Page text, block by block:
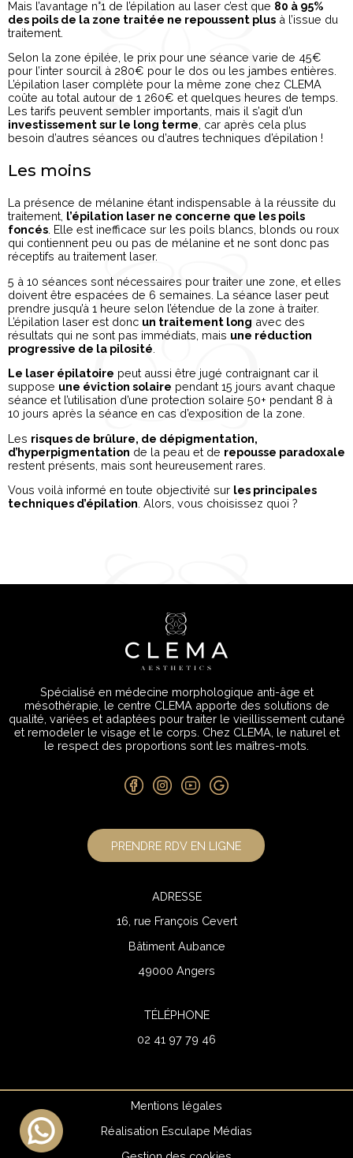
Mais l’avantage n°1 de l’épilation au laser c’est que 80 à 95%
des poils de la zone traitée ne repoussent plus à l’issue du
traitement.
Selon la zone épilée, le prix pour une séance varie de 45€
pour l’inter sourcil à 280€ pour le dos ou les jambes entières.
L’épilation laser complète pour la même zone chez CLEMA
coûte au total autour de 1 260€ et quelques heures de temps.
Les tarifs peuvent sembler importants, mais il s’agit d’un
investissement sur le long terme , car après cela plus
besoin d’autres séances ou d’autres techniques d’épilation !
Les moins
La présence de mélanine étant indispensable à la réussite du
traitement, l’épilation laser ne concerne que les poils
foncés. Elle est inefficace sur les poils blancs, blonds ou roux
qui contiennent peu ou pas de mélanine et ne sont donc pas
réceptifs au traitement laser.
5 à 10 séances sont nécessaires pour traiter une zone, et elles
doivent être espacées de 6 semaines. La séance laser peut
prendre jusqu’à 1 heure selon l’étendue de la zone à traiter.
L’épilation laser est donc un traitement long avec des
résultats qui ne sont pas immédiats, mais une réduction
progressive de la pilosité
Le laser épilatoire peut aussi être jugé contraignant car il
suppose une éviction solaire pendant 15 jours avant chaque
séance et l’utilisation d’une protection solaire 50+ pendant 8 à
10 jours après la séance en cas d’exposition de la zone.
Les risques de brûlure, de dépigmentation,
d’hyperpigmentation de la peau et de repousse paradoxale
restent présents, mais sont heureusement rares.
Vous voilà informé en toute objectivité sur les principales
techniques d’épilation . Alors, vous choisissez quoi ?
Spécialisé en médecine morphologique anti-âge et
mésothérapie, le centre CLEMA apporte des solutions de
qualité, variées et adaptées pour traiter le vieillissement cutané
et remodeler le visage et le corps. Chez CLEMA, le naturel et
le respect des proportions sont les maîtres-mots.
PRENDRE RDV EN LIGNE
ADRESSE
16, rue François Cevert
Bâtiment Aubance
49000 Angers
TÉLÉPHONE
02 41 97 79 46
Mentions légales
Réalisation Esculape Médias